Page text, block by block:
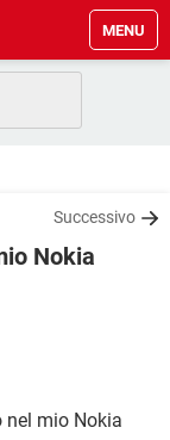
MENU
Successivo
Nokia
nel mio Nokia